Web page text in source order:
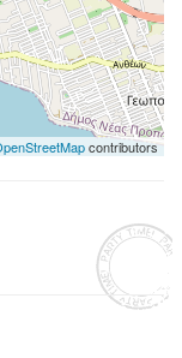
contributors